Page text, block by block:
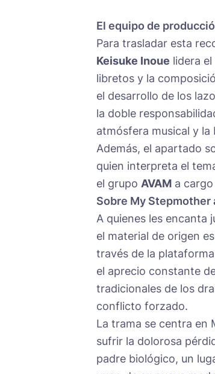
El equipo de
Para trasladar esta
Keisuke Inoue lidera
libretos y la
el desarrollo de los
la doble
atmósfera musical y
Además, el apartado
quien interpreta el
el grupo AVAM a
Sobre My
A quienes les encanta
el material de origen
través de la
el aprecio constante
tradicionales de los
conflicto forzado.
La trama se centra en
sufrir la dolorosa
padre biológico, un